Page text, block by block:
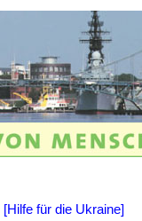
[Hilfe für die Ukraine]